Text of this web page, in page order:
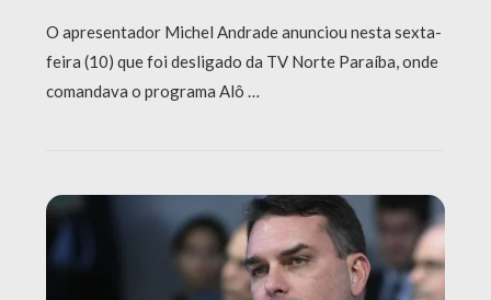
O apresentador Michel Andrade anunciou nesta sexta-
feira (10) que foi desligado da TV Norte Paraíba, onde
comandava o programa Alô …